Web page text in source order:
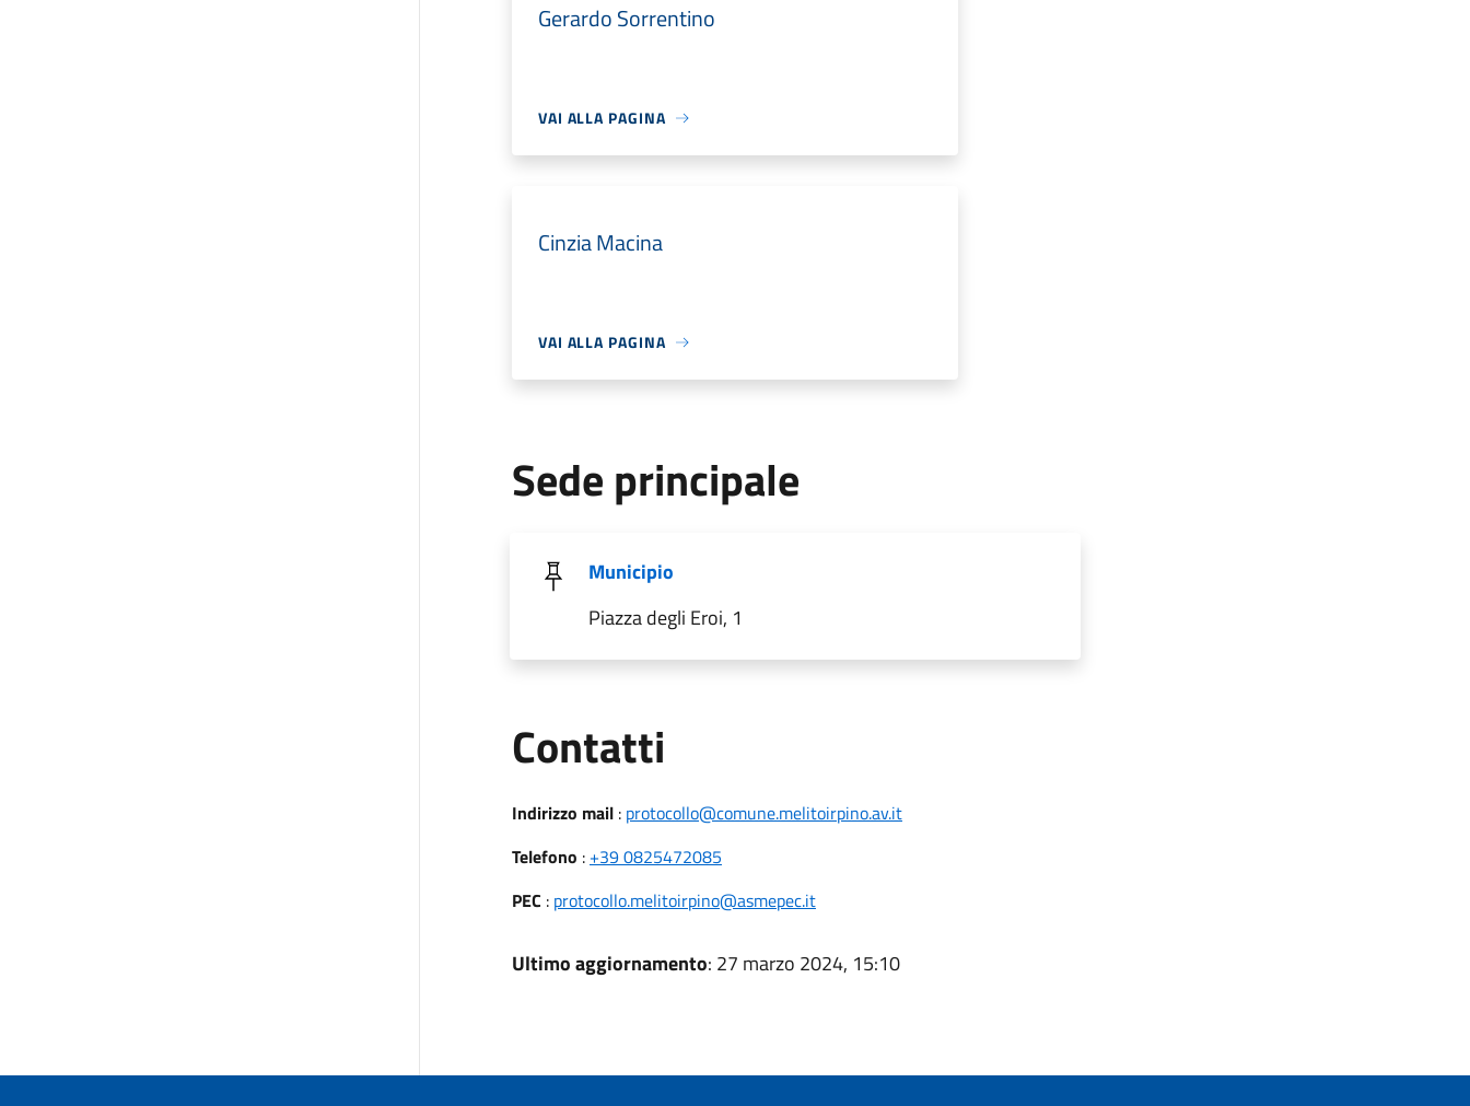
Gerardo Sorrentino
VAI ALLA PAGINA
Cinzia Macina
VAI ALLA PAGINA
Sede principale
Municipio
Piazza degli Eroi, 1
Contatti
Indirizzo mail: protocollo@comune.melitoirpino.av.it
Telefono : +39 0825472085
PEC : protocollo.melitoirpino@asmepec.it
Ultimo aggiornamento: 27 marzo 2024, 15:10